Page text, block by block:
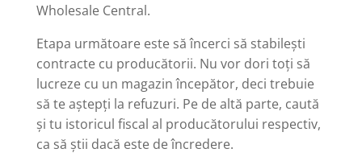
Wholesale Central.
Etapa următoare este să încerci să stabilești
contracte cu producătorii. Nu vor dori toți să
lucreze cu un magazin începător, deci trebuie
să te aștepți la refuzuri. Pe de altă parte, caută
și tu istoricul fiscal al producătorului respectiv,
ca să știi dacă este de încredere.